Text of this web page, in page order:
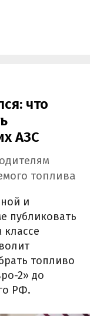
что
АЗС
топлива
и
публиковать
топливо
2» до
РФ.